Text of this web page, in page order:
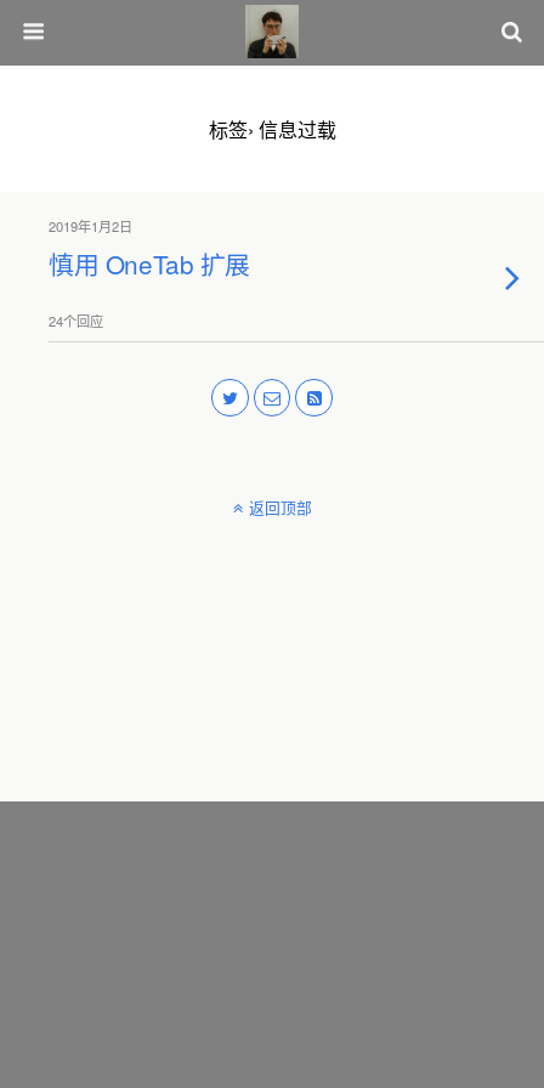
标签› 信息过载
2019年1月2日
慎用 OneTab 扩展
24个回应
返回顶部